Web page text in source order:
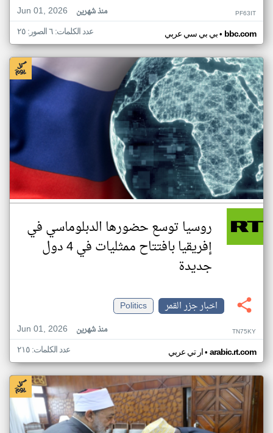
Jun 01, 2026
منذ شهرين PF63IT
بي بي سي عربي• bbc.com عدد الكلمات: ٦ الصور: ٢٥
روسيا توسع حضورها الدبلوماسي في
إفريقيا بافتتاح ممثليات في 4 دول
جديدة
اخبار جزر القمر
Politics
Jun 01, 2026
منذ شهرين TN75KY
ار تي عربي• arabic.rt.com عدد الكلمات: ٢١٥